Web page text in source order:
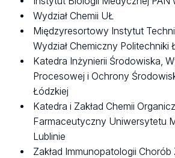
Wydział Chemii UŁ
Międzyresortowy Instytut
Wydział Chemiczny Politechniki
Katedra Inżynierii Środowiska,
Procesowej i Ochrony
Łódzkiej
Katedra i Zakład Chemii
Farmaceutyczny Uniwersytetu
Lublinie
Zakład Immunopatologii